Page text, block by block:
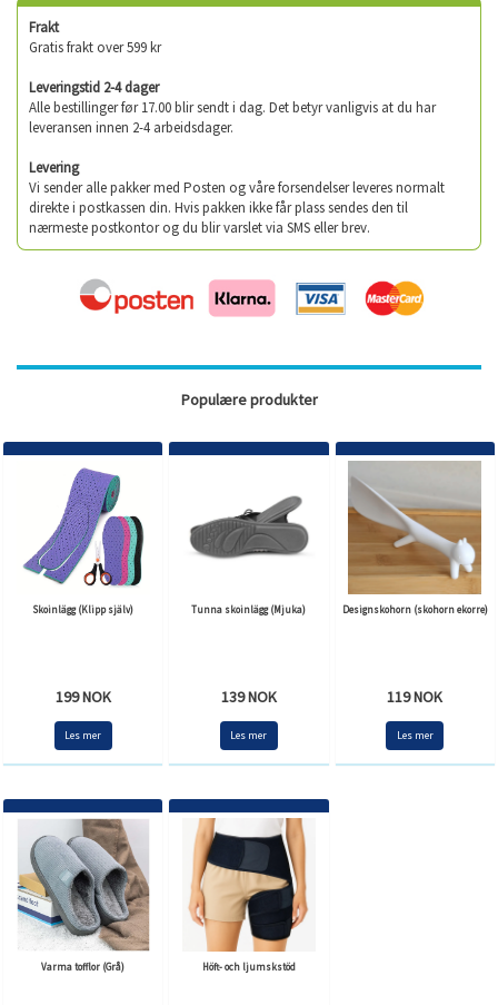
Frakt
Gratis frakt over 599 kr
Leveringstid 2-4 dager
Alle bestillinger før 17.00 blir sendt i dag. Det betyr vanligvis at du har
leveransen innen 2-4 arbeidsdager.
Levering
Vi sender alle pakker med Posten og våre forsendelser leveres normalt
direkte i postkassen din. Hvis pakken ikke får plass sendes den til
nærmeste postkontor og du blir varslet via SMS eller brev.
Populære produkter
Skoinlägg (Klipp själv)
199 NOK
Les mer
Tunna skoinlägg (Mjuka)
139 NOK
Les mer
Designskohorn (skohorn ekorre)
119 NOK
Les mer
Varma tofflor (Grå) Höft- och ljumskstöd